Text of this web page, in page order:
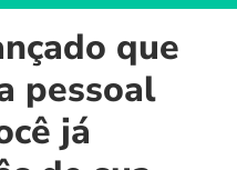
que
pessoal
já